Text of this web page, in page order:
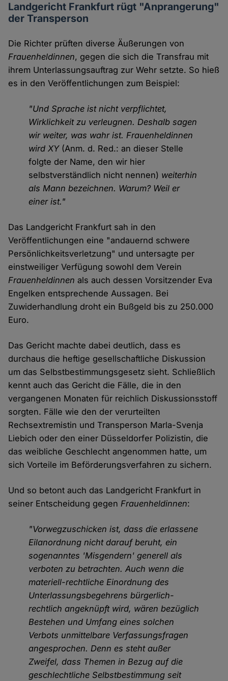
Landgericht Frankfurt rügt "Anprangerung"
der Transperson
Die Richter prüften diverse Äußerungen von
Frauenheldinnen, gegen die sich die Transfrau mit
ihrem Unterlassungsauftrag zur Wehr setzte. So hieß
es in den Veröffentlichungen zum Beispiel:
"Und Sprache ist nicht verpflichtet,
Wirklichkeit zu verleugnen. Deshalb sagen
wir weiter, was wahr ist. Frauenheldinnen
wird XY (Anm. d. Red.: an dieser Stelle
folgte der Name, den wir hier
selbstverständlich nicht nennen) weiterhin
als Mann bezeichnen. Warum? Weil er
einer ist."
Das Landgericht Frankfurt sah in den
Veröffentlichungen eine "andauernd schwere
Persönlichkeitsverletzung" und untersagte per
einstweiliger Verfügung sowohl dem Verein
Frauenheldinnen als auch dessen Vorsitzender Eva
Engelken entsprechende Aussagen. Bei
Zuwiderhandlung droht ein Bußgeld bis zu 250.000
Euro.
Das Gericht machte dabei deutlich, dass es
durchaus die heftige gesellschaftliche Diskussion
um das Selbstbestimmungsgesetz sieht. Schließlich
kennt auch das Gericht die Fälle, die in den
vergangenen Monaten für reichlich Diskussionsstoff
sorgten. Fälle wie den der verurteilten
Rechsextremistin und Transperson Marla-Svenja
Liebich oder den einer Düsseldorfer Polizistin, die
das weibliche Geschlecht angenommen hatte, um
sich Vorteile im Beförderungsverfahren zu sichern.
Und so betont auch das Landgericht Frankfurt in
seiner Entscheidung gegenFrauenheldinnen:
"Vorwegzuschicken ist, dass die erlassene
Eilanordnung nicht darauf beruht, ein
sogenanntes 'Misgendern' generell als
verboten zu betrachten. Auch wenn die
materiell-rechtliche Einordnung des
Unterlassungsbegehrens bürgerlich-
rechtlich angeknüpft wird, wären bezüglich
Bestehen und Umfang eines solchen
Verbots unmittelbare Verfassungsfragen
angesprochen. Denn es steht außer
Zweifel, dass Themen in Bezug auf die
geschlechtliche Selbstbestimmung seit